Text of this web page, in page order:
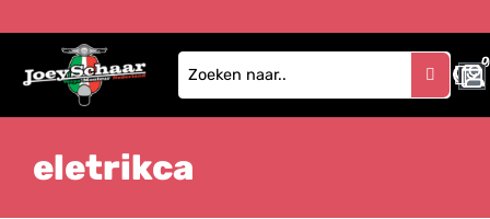
0
0
eletrikca